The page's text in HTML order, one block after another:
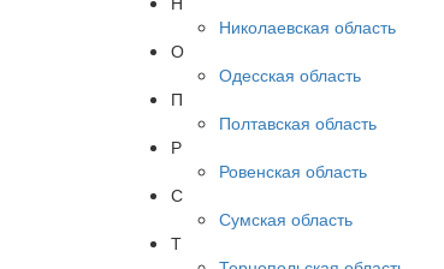
Николаевская область
О
Одесская область
П
Полтавская область
Р
Ровенская область
С
Сумская область
Т